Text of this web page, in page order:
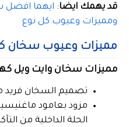
قد يهمك ايضا: ايهما افضل
ومميزات وعيوب كل نوع
مميزات وعيوب سخان
مميزات سخان وايت ويل
تصميم السخان فريد
مزود بعامود
الحلة الداخلية من